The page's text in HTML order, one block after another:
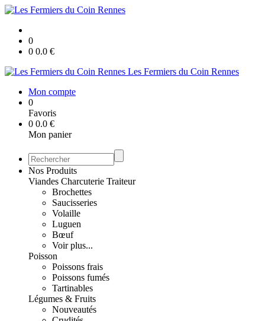
0
0 0.0 €
Les Fermiers du Coin Rennes
Mon compte
0
Favoris
0 0.0 €
Mon panier
Nos Produits
Viandes Charcuterie Traiteur
Brochettes
Saucisseries
Volaille
Luguen
Bœuf
Voir plus...
Poisson
Poissons frais
Poissons fumés
Tartinables
Légumes & Fruits
Nouveautés